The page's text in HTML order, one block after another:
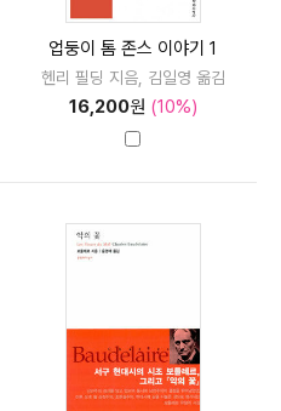
업둥이 톰 존스 이야기 1
헨리 필딩 지음, 김일영 옮김
16,200원 (10%)